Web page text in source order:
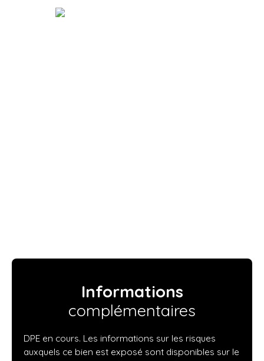
Informations
complémentaires
DPE en cours. Les informations sur les risques
auxquels ce bien est exposé sont disponibles sur le